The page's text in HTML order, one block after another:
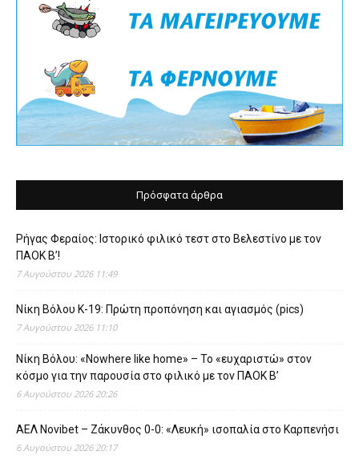
Πρόσφατα άρθρα
Ρήγας Φεραίος: Ιστορικό φιλικό τεστ στο Βελεστίνο με τον
ΠΑΟΚ Β’!
7 Αυγούστου 2026 11:49
Νίκη Βόλου Κ-19: Πρώτη προπόνηση και αγιασμός (pics)
7 Αυγούστου 2026 11:10
Νίκη Βόλου: «Nowhere like home» – Το «ευχαριστώ» στον
κόσμο για την παρουσία στο φιλικό με τον ΠΑΟΚ Β’
6 Αυγούστου 2026 20:26
ΑΕΛ Novibet – Ζάκυνθος 0-0: «Λευκή» ισοπαλία στο Καρπενήσι
6 Αυγούστου 2026 20:17